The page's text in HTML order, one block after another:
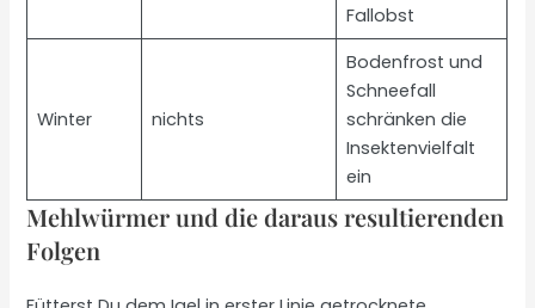
Fallobst
Winter nichts
Bodenfrost und
Schneefall
schränken die
Insektenvielfalt
ein
Mehlwürmer und die daraus resultierenden
Folgen